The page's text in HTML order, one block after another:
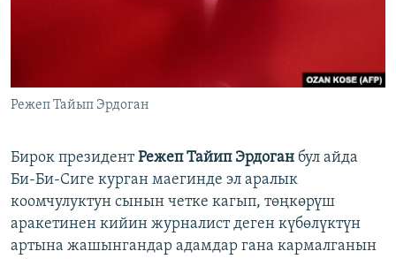
Режеп Тайып Эрдоган
Бирок президентРежеп Тайип Эрдоган бул айда
Би-Би-Сиге курган маегинде эл аралык
коомчулуктун сынын четке кагып, төңкөрүш
аракетинен кийин журналист деген күбөлүктүн
артына жашынгандар адамдар гана кармалганын